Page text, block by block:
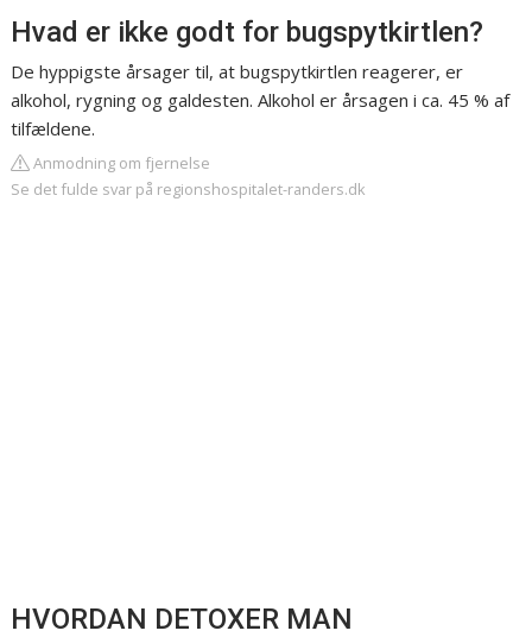
Hvad er ikke godt for bugspytkirtlen?
De hyppigste årsager til, at bugspytkirtlen reagerer, er
alkohol, rygning og galdesten. Alkohol er årsagen i ca. 45 % af
tilfældene.
Anmodning om fjernelse
Se det fulde svar på regionshospitalet-randers.dk
HVORDAN DETOXER MAN